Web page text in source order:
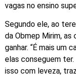
vagas no ensino
Segundo ele, ao
da Obmep Mirim, as
ganhar. “É mais um
elas conseguem
isso com leveza,